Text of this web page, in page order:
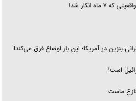
ماه انکار شد!
بنزین در آمریکا؛ این بار اوضاع فرق می‌کند!
است!
ماست